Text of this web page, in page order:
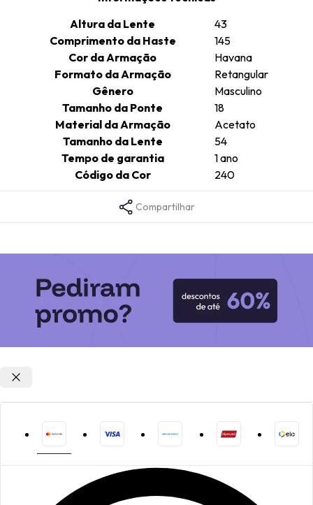
Altura da Lente
43
Comprimento da Haste
145
Cor da Armação
Havana
Formato da Armação
Retangular
Gênero
Masculino
Tamanho da Ponte
18
Material da Armação
Acetato
Tamanho da Lente
54
Tempo de garantia
1 ano
Código da Cor
240
Compartilhar